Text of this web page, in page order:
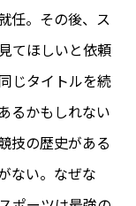
任。その後、ス
てほしいと依頼
じタイトルを続
るかもしれない
技の歴史がある
ない。なぜな